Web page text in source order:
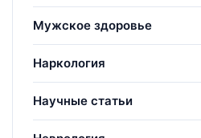
Мужское здоровье
Наркология
Научные статьи